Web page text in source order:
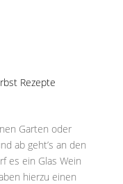
Rezepte
Garten oder
ab geht’s an den
es ein Glas Wein
hierzu einen